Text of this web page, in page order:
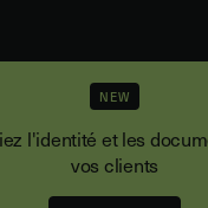
NEW
l'identité et les
vos clients